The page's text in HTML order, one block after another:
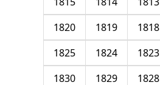
1818
1819
1820
1823
1824
1825
1828
1829
1830